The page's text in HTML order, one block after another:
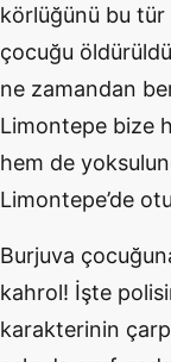
körlüğünü bu
çocuğu
ne zamandan
Limontepe bize
hem de
Limontepe’de
Burjuva
kahrol! İşte
karakterinin